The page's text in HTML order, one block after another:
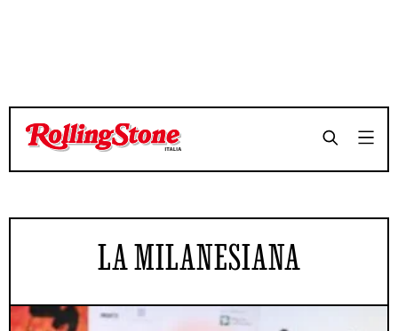
LA MILANESIANA